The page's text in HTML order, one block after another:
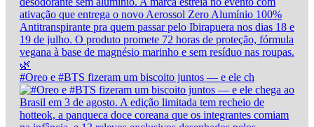
#Oreo e #BTS fizeram um biscoito juntos — e ele ch